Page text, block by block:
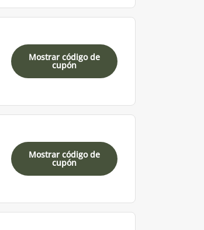
Mostrar código de
cupón
Mostrar código de
cupón